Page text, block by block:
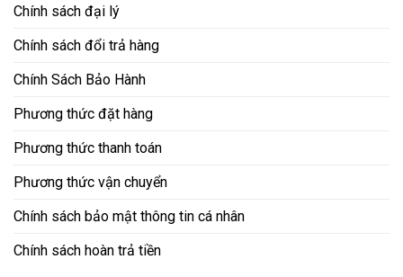
Chính sách đại lý
Chính sách đổi trả hàng
Chính Sách Bảo Hành
Phương thức đặt hàng
Phương thức thanh toán
Phương thức vận chuyển
Chính sách bảo mật thông tin cá nhân
Chính sách hoàn trả tiền